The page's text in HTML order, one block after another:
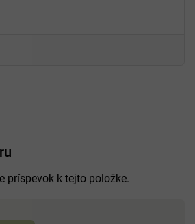
príspevok k tejto položke.